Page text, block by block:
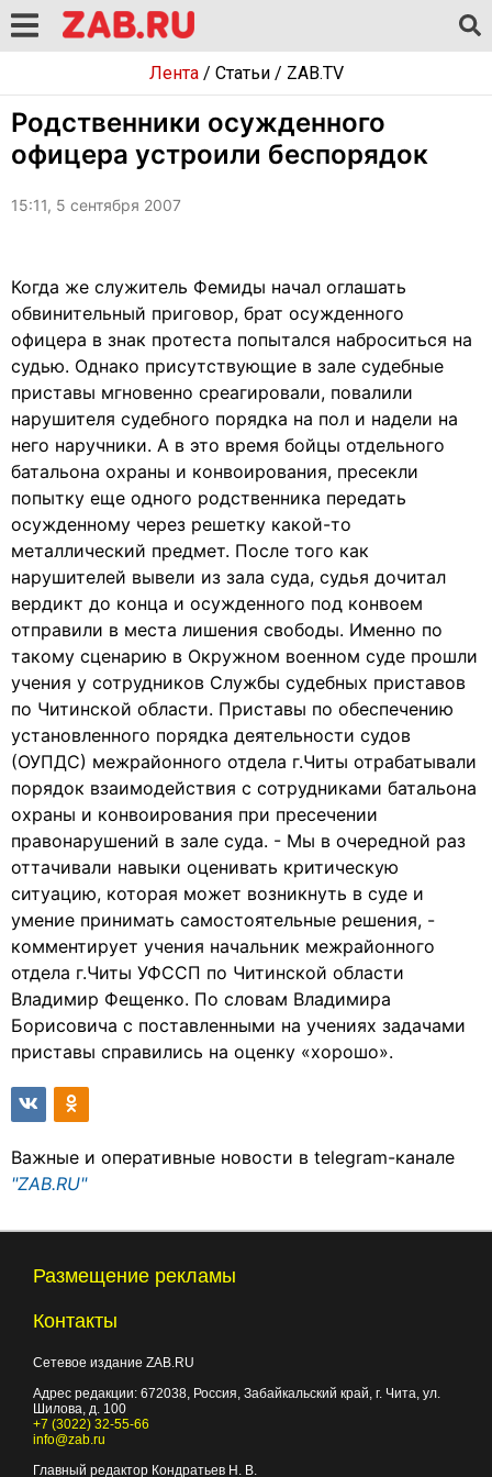
Лента/ Статьи/ ZAB.TV
Родственники осужденного
офицера устроили беспорядок
15:11, 5 сентября 2007
Когда же служитель Фемиды начал оглашать
обвинительный приговор, брат осужденного
офицера в знак протеста попытался наброситься на
судью. Однако присутствующие в зале судебные
приставы мгновенно среагировали, повалили
нарушителя судебного порядка на пол и надели на
него наручники. А в это время бойцы отдельного
батальона охраны и конвоирования, пресекли
попытку еще одного родственника передать
осужденному через решетку какой-то
металлический предмет. После того как
нарушителей вывели из зала суда, судья дочитал
вердикт до конца и осужденного под конвоем
отправили в места лишения свободы. Именно по
такому сценарию в Окружном военном суде прошли
учения у сотрудников Службы судебных приставов
по Читинской области. Приставы по обеспечению
установленного порядка деятельности судов
(ОУПДС) межрайонного отдела г.Читы отрабатывали
порядок взаимодействия с сотрудниками батальона
охраны и конвоирования при пресечении
правонарушений в зале суда. - Мы в очередной раз
оттачивали навыки оценивать критическую
ситуацию, которая может возникнуть в суде и
умение принимать самостоятельные решения, -
комментирует учения начальник межрайонного
отдела г.Читы УФССП по Читинской области
Владимир Фещенко. По словам Владимира
Борисовича с поставленными на учениях задачами
приставы справились на оценку «хорошо».
Важные и оперативные новости в telegram-канале
"ZAB.RU"
Размещение рекламы
Контакты
Сетевое издание ZAB.RU
Адрес редакции: 672038, Россия, Забайкальский край, г. Чита, ул.
Шилова, д. 100
+7 (3022) 32-55-66
info@zab.ru
Главный редактор Кондратьев Н. В.